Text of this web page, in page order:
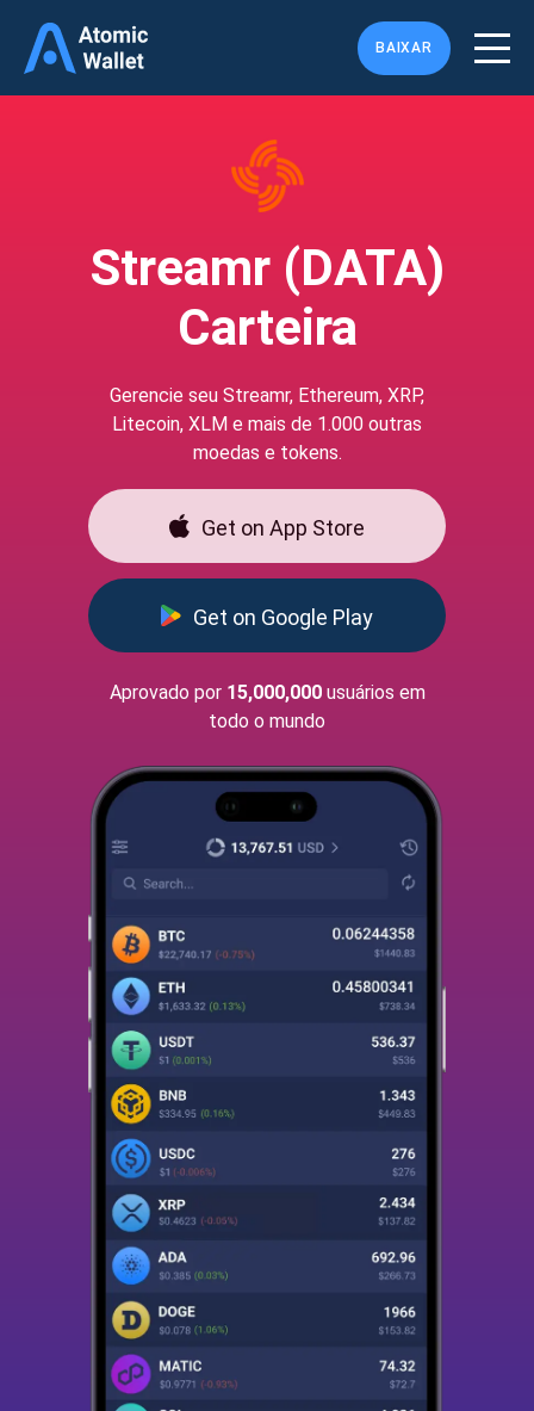
BAIXAR
Streamr (DATA)
Carteira
Gerencie seu Streamr, Ethereum, XRP,
Litecoin, XLM e mais de 1.000 outras
moedas e tokens.
Get on App Store
Get on Google Play
Aprovado por 15,000,000usuários em
todo o mundo